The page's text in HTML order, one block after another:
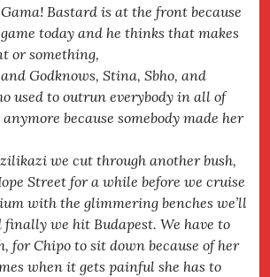
Bastard is at the front because
today and he thinks that makes
or something,
Godknows, Stina, Sbho, and
used to outrun everybody in all of
because somebody made her
we cut through another bush,
Street for a while before we cruise
with the glimmering benches we’ll
finally we hit Budapest. We have to
for Chipo to sit down because of her
when it gets painful she has to